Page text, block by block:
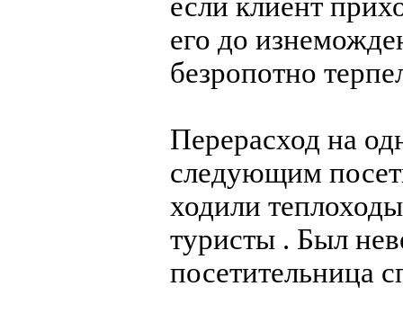
его до
безропотно
Перерасход на
следующим
ходили
туристы . Был
посетительница